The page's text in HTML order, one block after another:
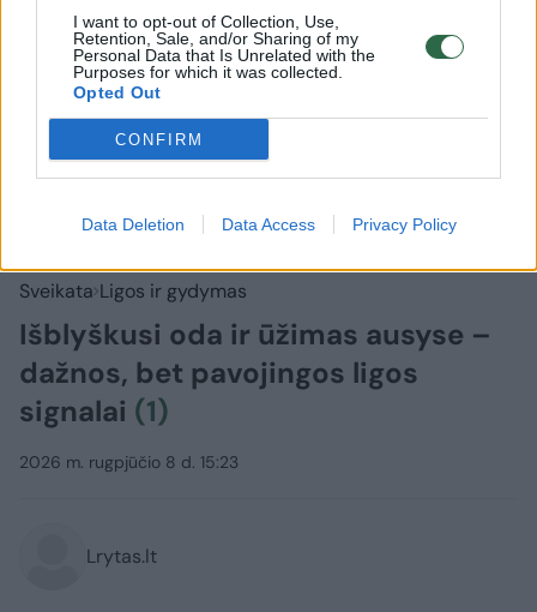
I want to opt-out of Collection, Use,
Retention, Sale, and/or Sharing of my
Personal Data that Is Unrelated with the
Purposes for which it was collected.
Opted Out
CONFIRM
Data Deletion Data Access Privacy Policy
Sveikata Ligos ir gydymas
Išblyškusi oda ir ūžimas ausyse –
dažnos, bet pavojingos ligos
signalai (1)
2026 m. rugpjūčio 8 d. 15:23
Lrytas.lt